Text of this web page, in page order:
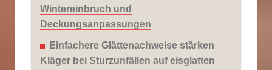
Wintereinbruch und
Deckungsanpassungen
Einfachere Glättenachweise stärken
Kläger bei Sturzunfällen auf eisglatten